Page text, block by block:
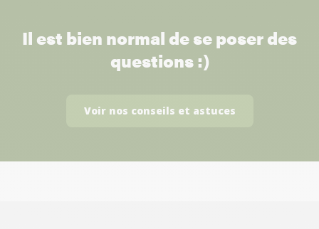
Il est bien normal de se poser des
questions :)
Voir nos conseils et astuces